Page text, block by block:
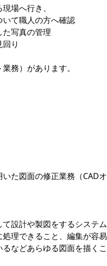
場へ行き、
いて職人の方へ確認
た写真の管理
り
務）があります。
た図面の修正業務（CAD
設計や製図をするシステ
理できること、編集が容
などあらゆる図面を描く